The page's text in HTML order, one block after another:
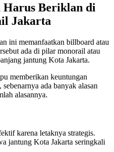
Harus Beriklan di
Jakarta
ini memanfaatkan billboard atau
ada di pilar monorail atau
jantung Kota Jakarta.
memberikan keuntungan
ada banyak alasan
alasannya.
karena letaknya strategis.
jantung Kota Jakarta seringkali